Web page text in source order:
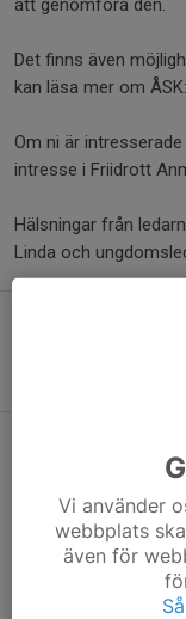
att genomföra den.
Det finns även
kan läsa mer om
Om ni är
intresse i Friidrott
Hälsningar från
Linda och
Vi använder
webbplats
även för